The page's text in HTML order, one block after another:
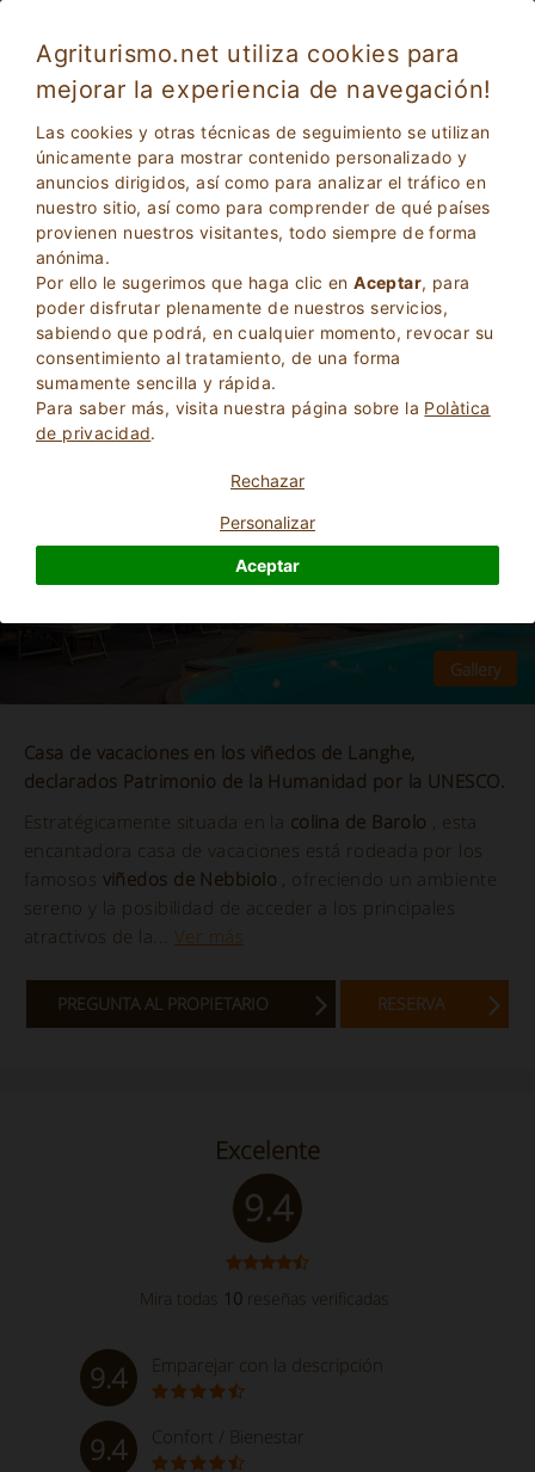
Agriturismo.net utiliza cookies para
mejorar la experiencia de navegación!
Las cookies y otras técnicas de seguimiento se utilizan
únicamente para mostrar contenido personalizado y
anuncios dirigidos, así como para analizar el tráfico en
nuestro sitio, así como para comprender de qué países
provienen nuestros visitantes, todo siempre de forma
anónima.
Por ello le sugerimos que haga clic enAceptar, para
poder disfrutar plenamente de nuestros servicios,
sabiendo que podrá, en cualquier momento, revocar su
consentimiento al tratamiento, de una forma
sumamente sencilla y rápida.
Para saber más, visita nuestra página sobre la Polà­tica
de privacidad.
Rechazar
Personalizar
Aceptar
Barolo 4144
Apartamento en Villa
Cuneo, Barolo(Mapa) 33 Camas
PREGUNTA AL PROPIETARIO
Excelente
9.4
Más Información
Casa de vacaciones en los viñedos de Langhe,
declarados Patrimonio de la Humanidad por la UNESCO.
Estratégicamente situada en la colina de Barolo , esta
encantadora casa de vacaciones está rodeada por los
famosos viñedos de Nebbiolo , ofreciendo un ambiente
sereno y la posibilidad de acceder a los principales
atractivos de la... Ver más
PREGUNTA AL PROPIETARIO RESERVA
9.4
Excelente
Mira todas 10 reseñas verificadas
9.4 Emparejar con la descripción
9.4 Confort / Bienestar